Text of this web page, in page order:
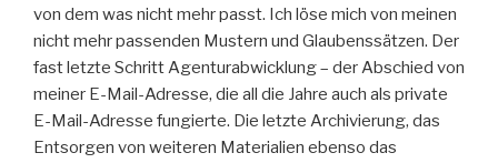
von dem was nicht mehr passt. Ich löse mich von meinen
nicht mehr passenden Mustern und Glaubenssätzen. Der
fast letzte Schritt Agenturabwicklung – der Abschied von
meiner E-Mail-Adresse, die all die Jahre auch als private
E-Mail-Adresse fungierte. Die letzte Archivierung, das
Entsorgen von weiteren Materialien ebenso das